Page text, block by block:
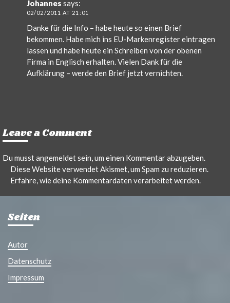
Johannes says:
02/02/2011 AT 21:01
Danke für die Info – habe heute so einen Brief
bekommen. Habe mich ins EU-Markenregister eintragen
lassen und habe heute ein Schreiben von der obenen
Firma in Englisch erhalten. Vielen Dank für die
Aufklärung – werde den Brief jetzt vernichten.
Leave a Comment
Du musstangemeldetsein, um einen Kommentar abzugeben.
Diese Website verwendet Akismet, um Spam zu reduzieren.
Erfahre, wie deine Kommentardaten verarbeitet werden.
Seiten
Autor
Datenschutz
Impressum